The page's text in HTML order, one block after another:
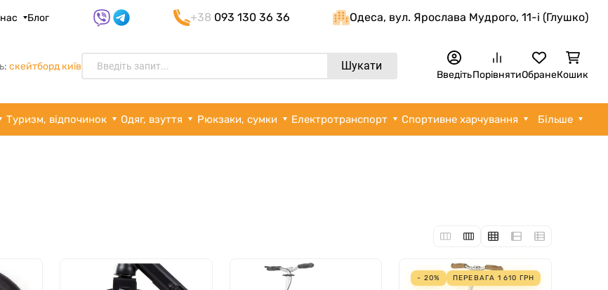
Блог +38 093 130 36 36 Одеса, вул. Ярослава Мудрого, 11-i (Глушко)
скейтборд київ Шукати
ВведітьПорівнятиОбранеКошик
Туризм, відпочинок Одяг, взуття Рюкзаки, сумки Електротранспорт Спортивне харчування Більше
- 20% ПЕРЕВАГА 1 610 ГРН